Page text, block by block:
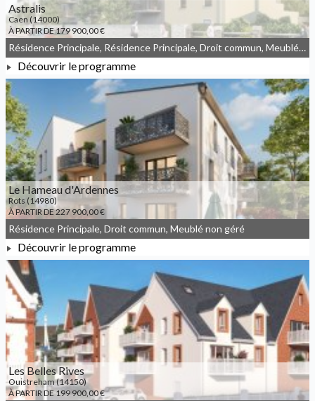
Astralis
Caen (14000)
À PARTIR DE 179 900,00 €
À PARTIR DE 179 900,00 €
Résidence Principale, Résidence Principale, Droit commun, Meublé non géré, JEANBRUN
Découvrir le programme
Le Hameau d'Ardennes
Rots (14980)
À PARTIR DE 227 900,00 €
À PARTIR DE 227 900,00 €
Résidence Principale, Droit commun, Meublé non géré
Découvrir le programme
Les Belles Rives
Ouistreham (14150)
À PARTIR DE 199 900,00 €